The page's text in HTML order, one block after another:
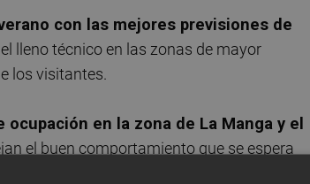
con las mejores previsiones de
lleno técnico en las zonas de mayor
los visitantes.
ocupación en la zona de La Manga y el
el buen comportamiento que se espera
de la temporada alta.